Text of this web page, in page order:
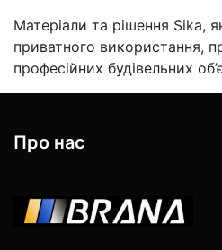
Матеріали та рішення Sika,
приватного використання,
професійних будівельних
Про нас